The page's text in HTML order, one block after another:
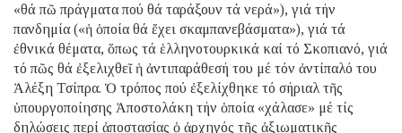
«θά πῶ πράγματα πού θά ταράξουν τά νερά»), γιά τήν
πανδημία («ἡ ὁποία θά ἔχει σκαμπανεβάσματα»), γιά τά
ἐθνικά θέματα, ὅπως τά ἑλληνοτουρκικά καί τό Σκοπιανό, γιά
τό πῶς θά ἐξελιχθεῖ ἡ ἀντιπαράθεσή του μέ τόν ἀντίπαλό του
Ἀλέξη Τσίπρα. Ὁ τρόπος πού ἐξελίχθηκε τό σήριαλ τῆς
ὑπουργοποίησης Ἀποστολάκη τήν ὁποία «χάλασε» μέ τίς
δηλώσεις περί ἀποστασίας ὁ ἀρχηγός τῆς ἀξιωματικῆς